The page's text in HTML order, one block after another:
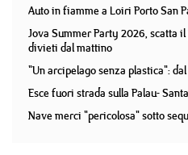
Auto in fiamme a Loiri Porto San
Jova Summer Party 2026, scatta
divieti dal mattino
"Un arcipelago senza plastica":
Esce fuori strada sulla Palau-
Nave merci "pericolosa" sotto